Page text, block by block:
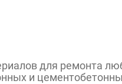
для ремонта
и